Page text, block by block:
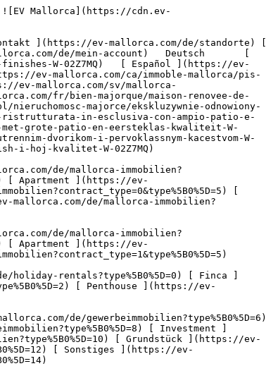
mallorca.com/de/gewerbeimmobilien?type%5B0%5D=13) [ Ladenfläche ](https://ev-mallorca.com/de/gewerbeimmobilien?type%5B0%5D=14) 

 [ Neubauprojekt ](https://ev-mallorca.com/de/mallorca-neubauprojekt) 

 [ Über uns ](https://ev-mallorca.com/de/ueber-uns) 

 [ Über Mallorca ](https://ev-mallorca.com/de/ueber-mallorca) 

 [ Immobilie verkaufen ](https://ev-mallorca.com/de/immobilie-auf-mallorca-verkaufen) 

 [ Kontakt ](https://ev-mallorca.com/de/standorte) 

   [ Mein Account ](https://ev-mallorca.com/de/mein-account) 

 [   Call Us on +34 971 01 63 55   ](tel:+34971016355) 

             ![Exklusiv renoviertes Haus mit großem Patio und erstklassiger Qualität-1](https://cdn.ev-mallorca.com/images/properties/aadfe727-66eb-45b0-b325-af72a3493a87/8cbb5fc6-a567-4461-9648-9fce36db304f.jpg?crop=true&crop_gravity=northwest&format=webp&quality=80)  

         ![Exklusiv renoviertes Haus mit großem Patio und erstklassiger Qualität-2](https://cdn.ev-mallorca.com/images/properties/aadfe727-66eb-45b0-b325-af72a3493a87/fd0fe718-bbc6-4200-bc13-21018ee0ac9b.jpg?crop=true&crop_gravity=northwest&format=webp&quality=80)  

         ![Exklusiv renoviertes Haus mit großem Patio und erstklassiger Qualität-3](https://cdn.ev-mallorca.com/images/properties/aadfe727-66eb-45b0-b325-af72a3493a87/10565087-53df-430b-a7da-86121772700a.jpg?crop=true&crop_gravity=northwest&format=webp&quality=80)  

         ![Exklusiv renoviertes Haus mit großem Patio und erstklassiger Qualität-4](https://cdn.ev-mallorca.com/images/properties/aadfe727-66eb-45b0-b325-af72a3493a87/7dd5f788-a11b-4dfa-a822-aecd95981fb7.jpg?crop=true&crop_gravity=northwest&format=webp&quality=80)  

         ![Exklusiv renoviertes Haus mit großem Patio und erstklassiger Qualität-5](https://cdn.ev-mallorca.com/images/properties/aadfe727-66eb-45b0-b325-af72a3493a87/1859311c-f1d8-4d7c-bd3b-2d0f2f0285fc.jpg?crop=true&crop_gravity=northwest&format=webp&quality=80)  

         ![Exklusiv renoviertes Haus mit großem Pa